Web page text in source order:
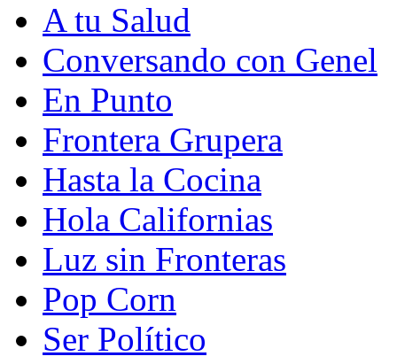
A tu Salud
Conversando con Genel
En Punto
Frontera Grupera
Hasta la Cocina
Hola Californias
Luz sin Fronteras
Pop Corn
Ser Político